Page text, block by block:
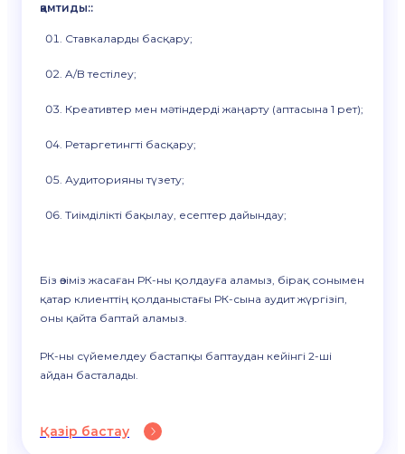
қамтиды::
Ставкаларды басқару;
A/B тестілеу;
Креативтер мен мәтіндерді жаңарту (аптасына 1 рет);
Ретаргетингті басқару;
Аудиторияны түзету;
Тиімділікті бақылау, есептер дайындау;
Біз өзіміз жасаған РК-ны қолдауға аламыз, бірақ сонымен
қатар клиенттің қолданыстағы РК-сына аудит жүргізіп,
оны қайта баптай аламыз.
РК-ны сүйемелдеу бастапқы баптаудан кейінгі 2-ші
айдан басталады.
Қазір бастау